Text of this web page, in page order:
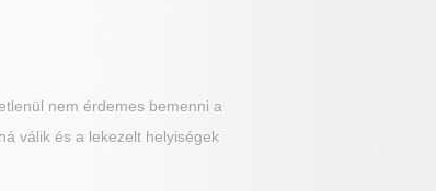
nem érdemes bemenni a
válik és a lekezelt helyiségek